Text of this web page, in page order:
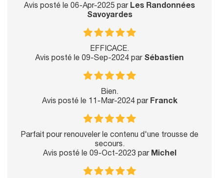
Avis posté le 06-Apr-2025 par Les Randonnées
Savoyardes
EFFICACE.
Avis posté le 09-Sep-2024 par Sébastien
Bien.
Avis posté le 11-Mar-2024 par Franck
Parfait pour renouveler le contenu d'une trousse de
secours.
Avis posté le 09-Oct-2023 par Michel